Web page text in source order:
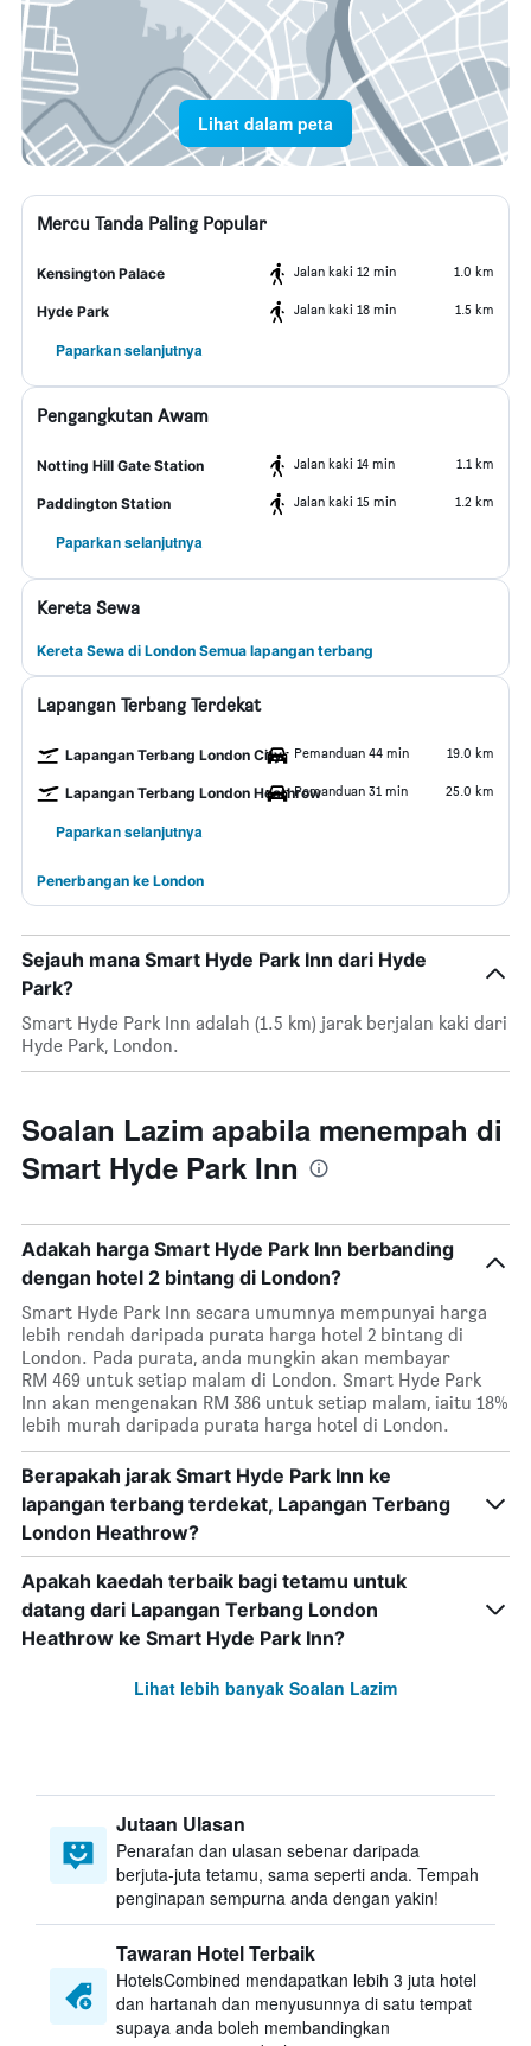
Lihat dalam peta
Mercu Tanda Paling Popular
Kensington Palace Jalan kaki 12 min 1.0 km
Hyde Park Jalan kaki 18 min 1.5 km
Paparkan selanjutnya
Pengangkutan Awam
Notting Hill Gate Station Jalan kaki 14 min 1.1 km
Paddington Station Jalan kaki 15 min 1.2 km
Paparkan selanjutnya
Kereta Sewa
Kereta Sewa di London Semua lapangan terbang
Lapangan Terbang Terdekat
Lapangan Terbang London City Pemanduan 44 min 19.0 km
Lapangan Terbang London HeathrowPemanduan 31 min 25.0 km
Paparkan selanjutnya
Penerbangan ke London
Sejauh mana Smart Hyde Park Inn dari Hyde
Park?
Smart Hyde Park Inn adalah (1.5 km) jarak berjalan kaki dari
Hyde Park, London.
Soalan Lazim apabila menempah di
Smart Hyde Park Inn
Adakah harga Smart Hyde Park Inn berbanding
dengan hotel 2 bintang di London?
Smart Hyde Park Inn secara umumnya mempunyai harga
lebih rendah daripada purata harga hotel 2 bintang di
London. Pada purata, anda mungkin akan membayar
RM 469 untuk setiap malam di London. Smart Hyde Park
Inn akan mengenakan RM 386 untuk setiap malam, iaitu 18%
lebih murah daripada purata harga hotel di London.
Berapakah jarak Smart Hyde Park Inn ke
lapangan terbang terdekat, Lapangan Terbang
London Heathrow?
Apakah kaedah terbaik bagi tetamu untuk
datang dari Lapangan Terbang London
Heathrow ke Smart Hyde Park Inn?
Lihat lebih banyak Soalan Lazim
Jutaan Ulasan
Penarafan dan ulasan sebenar daripada
berjuta-juta tetamu, sama seperti anda. Tempah
penginapan sempurna anda dengan yakin!
Tawaran Hotel Terbaik
HotelsCombined mendapatkan lebih 3 juta hotel
dan hartanah dan menyusunnya di satu tempat
supaya anda boleh membandingkan